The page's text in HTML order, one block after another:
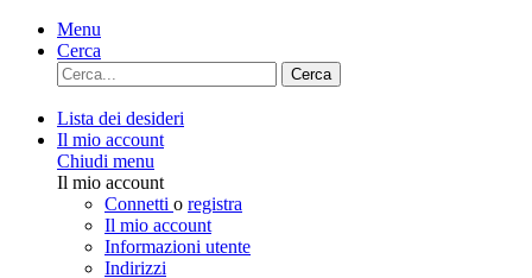
Menu
Cerca
Cerca
Lista dei desideri
Il mio account
Chiudi menu
Il mio account
Connetti o registra
Il mio account
Informazioni utente
Indirizzi